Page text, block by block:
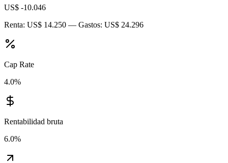
US$ -10.046
Renta: US$ 14.250 — Gastos: US$ 24.296
Cap Rate
4.0%
Rentabilidad bruta
6.0%